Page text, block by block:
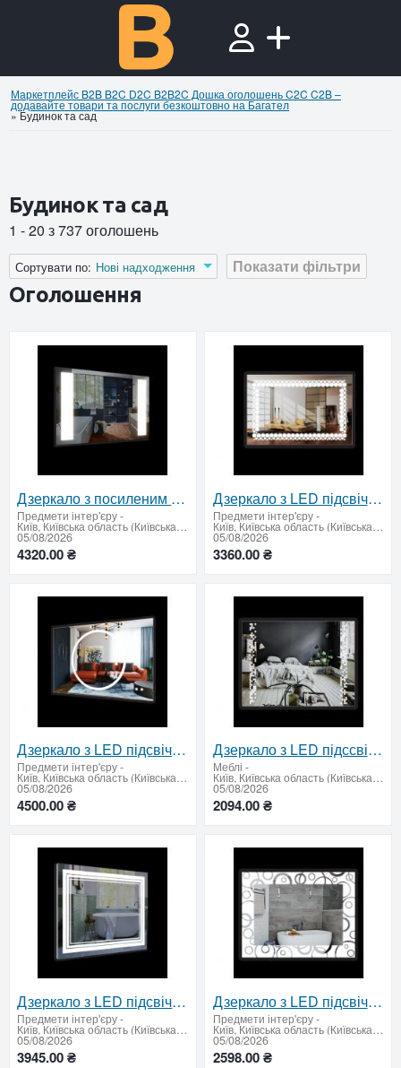
Маркетплейс B2B B2C D2C B2B2C Дошка оголошень C2C C2B –
додавайте товари та послуги безкоштовно на Багател
»Будинок та сад
Будинок та сад
1 - 20 з 737 оголошень
Показати фільтри
Сортувати по: Нові надходження
Оголошення
Дзеркало з посиленим LED підсвічуванням 650х950
Предмети інтер'єру-
Київ, Київська область (Київська область - продати купити)
05/08/2026
4320.00 ₴
Дзеркало з LED підсвічуванням 600 х 900 мм.
Предмети інтер'єру-
Київ, Київська область (Київська область - продати купити)
05/08/2026
3360.00 ₴
Дзеркало з LED підсвічуванням та підігрівом 600 х 900 мм.
Предмети інтер'єру-
Київ, Київська область (Київська область - продати купити)
05/08/2026
4500.00 ₴
Дзеркало з LED підссвічуванням 600х800мм
Меблі -
Київ, Київська область (Київська область - продати купити)
05/08/2026
2094.00 ₴
Дзеркало з LED підсвічуванням і сенсорним вимикачем 600 х 800 мм
Предмети інтер'єру-
Київ, Київська область (Київська область - продати купити)
05/08/2026
3945.00 ₴
Дзеркало з LED підсвічуванням 600х800
Предмети інтер'єру-
Київ, Київська область (Київська область - продати купити)
05/08/2026
2598.00 ₴